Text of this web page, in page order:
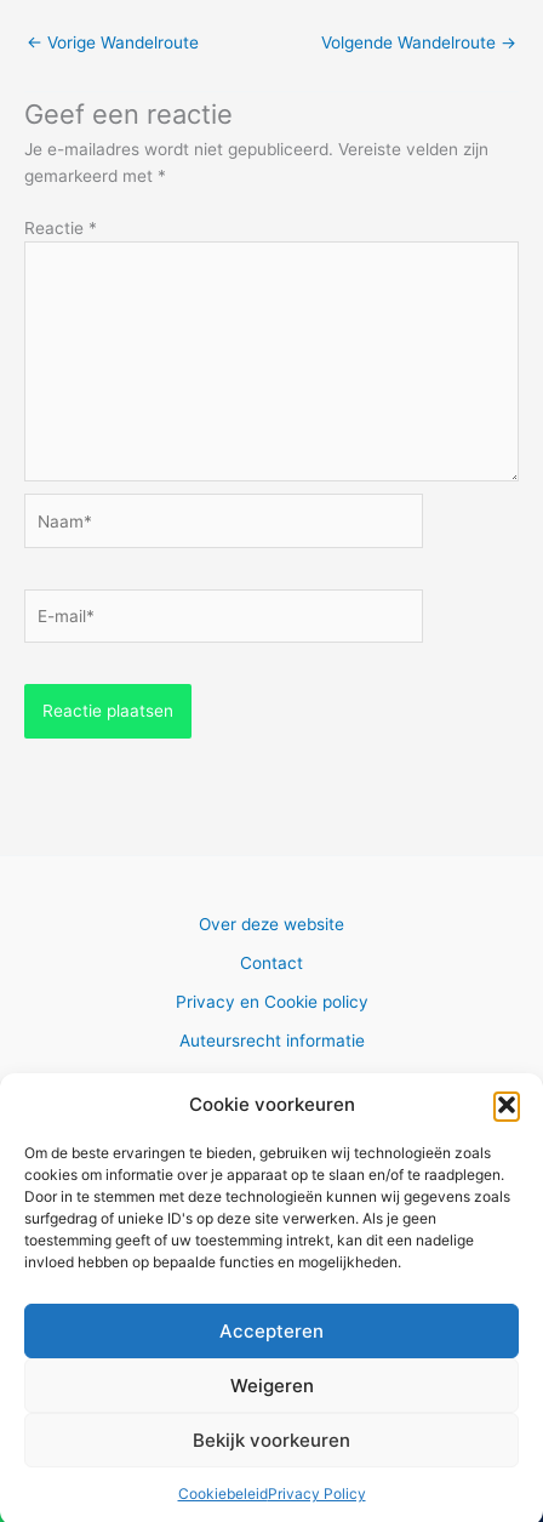
Cookie voorkeuren
Om de beste ervaringen te bieden, gebruiken wij technologieën zoals
cookies om informatie over je apparaat op te slaan en/of te raadplegen.
Door in te stemmen met deze technologieën kunnen wij gegevens zoals
surfgedrag of unieke ID's op deze site verwerken. Als je geen
toestemming geeft of uw toestemming intrekt, kan dit een nadelige
invloed hebben op bepaalde functies en mogelijkheden.
Accepteren
Weigeren
Bekijk voorkeuren
CookiebeleidPrivacy Policy
← Vorige Wandelroute Volgende Wandelroute →
Geef een reactie
Je e-mailadres wordt niet gepubliceerd. Vereiste velden zijn
gemarkeerd met *
Reactie *
mail*
Over deze website
Contact
Privacy en Cookie policy
Auteursrecht informatie
Copyright © 2026 AlleWandelRoutes.nl
Vul hier je e-mail adres in om het
GRATIS wandelboekje te
ontvangen
Versturen